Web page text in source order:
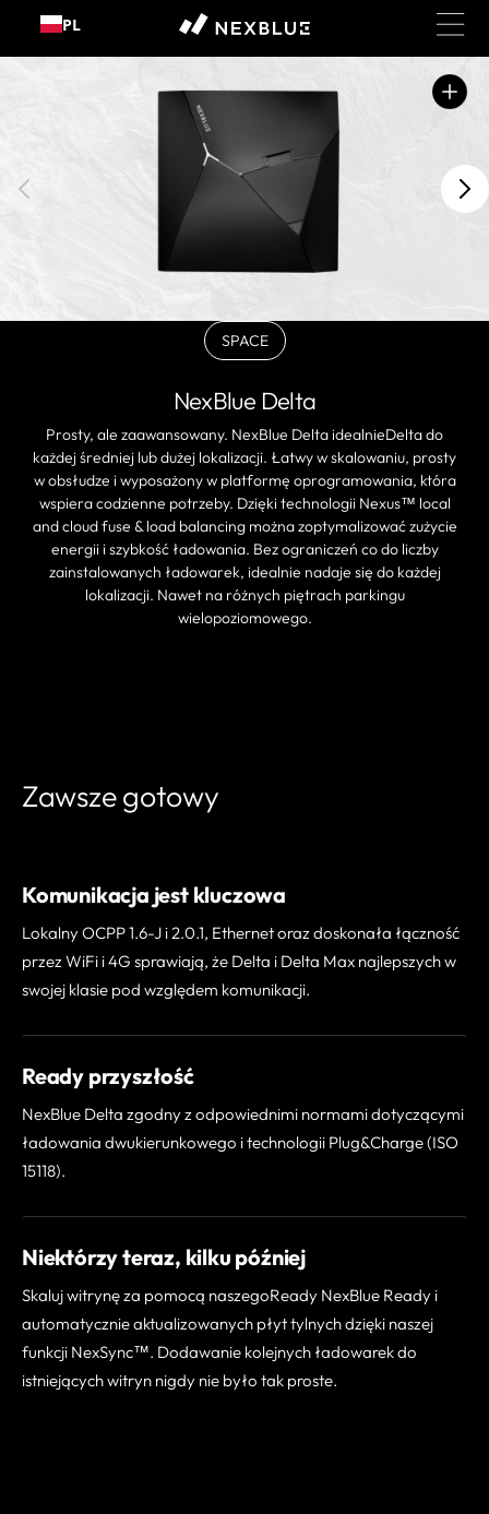
do
PL
Otwórz
polecane
multimedia
galerii
SPACE
BLACK
wyprzedany
lub
niedostępny
NexBlue Delta
Prosty, ale zaawansowany. NexBlue Delta idealnieDelta do
każdej średniej lub dużej lokalizacji. Łatwy w skalowaniu, prosty
w obsłudze i wyposażony w platformę oprogramowania, która
wspiera codzienne potrzeby. Dzięki technologii Nexus™ local
and cloud fuse & load balancing można zoptymalizować zużycie
energii i szybkość ładowania. Bez ograniczeń co do liczby
zainstalowanych ładowarek, idealnie nadaje się do każdej
lokalizacji. Nawet na różnych piętrach parkingu
wielopoziomowego.
Zawsze gotowy
Komunikacja jest kluczowa
Lokalny OCPP 1.6-J i 2.0.1, Ethernet oraz doskonała łączność
przez WiFi i 4G sprawiają, że Delta i Delta Max najlepszych w
swojej klasie pod względem komunikacji.
Ready przyszłość
NexBlue Delta zgodny z odpowiednimi normami dotyczącymi
ładowania dwukierunkowego i technologii Plug&Charge (ISO
15118).
Niektórzy teraz, kilku później
Skaluj witrynę za pomocą naszegoReady NexBlue Ready i
automatycznie aktualizowanych płyt tylnych dzięki naszej
funkcji NexSync™. Dodawanie kolejnych ładowarek do
istniejących witryn nigdy nie było tak proste.